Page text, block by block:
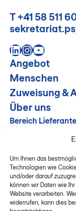
Um Ihnen das
Technologien wie
und/oder darauf
können wir Daten wie
Website verarbeiten.
widerrufen, kann dies
T +41 58 511
LinkedIn
Instagram
YouTube
Angebot
Menschen
Zuweisung &
Über uns
Bereich
Impressum &